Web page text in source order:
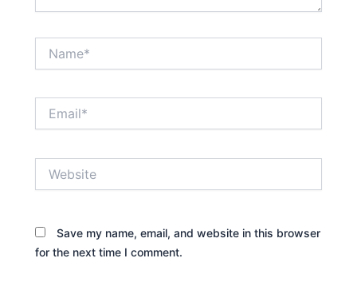
Save my name, email, and website in this browser
for the next time I comment.